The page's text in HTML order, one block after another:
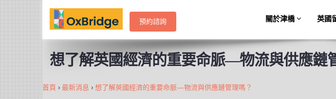
預約諮詢 關於津橋 英國
想了解英國經濟的重要命脈—物流與供應鏈
首頁 › 最新消息 › 想了解英國經濟的重要命脈—物流與供應鏈管理嗎？